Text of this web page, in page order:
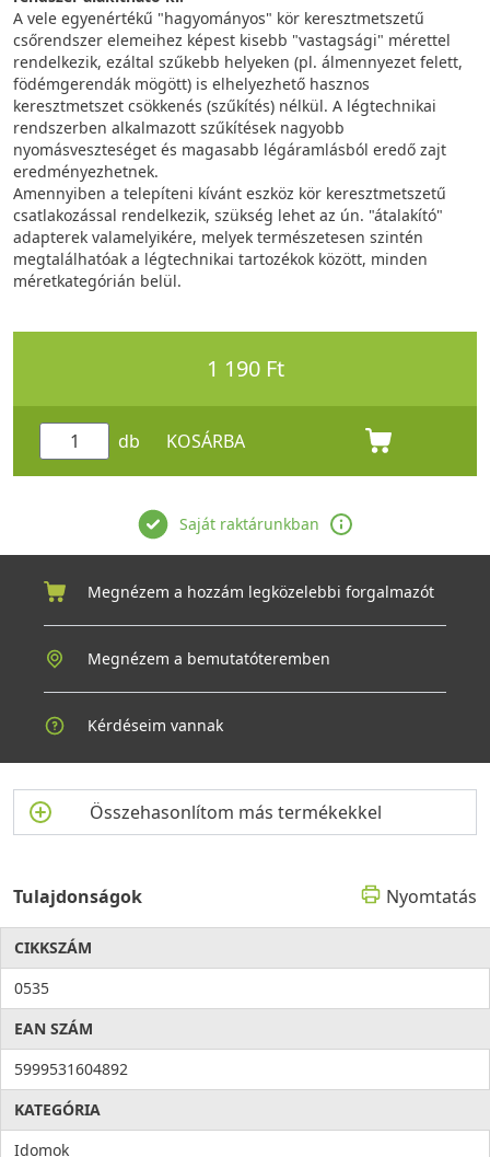
A vele egyenértékű "hagyományos" kör keresztmetszetű
csőrendszer elemeihez képest kisebb "vastagsági" mérettel
rendelkezik, ezáltal szűkebb helyeken (pl. álmennyezet felett,
födémgerendák mögött) is elhelyezhető hasznos
keresztmetszet csökkenés (szűkítés) nélkül. A légtechnikai
rendszerben alkalmazott szűkítések nagyobb
nyomásveszteséget és magasabb légáramlásból eredő zajt
eredményezhetnek.
Amennyiben a telepíteni kívánt eszköz kör keresztmetszetű
csatlakozással rendelkezik, szükség lehet az ún. "átalakító"
adapterek valamelyikére, melyek természetesen szintén
megtalálhatóak a légtechnikai tartozékok között, minden
méretkategórián belül.
1 190 Ft
db KOSÁRBA
Saját raktárunkban
Megnézem a hozzám legközelebbi forgalmazót
Megnézem a bemutatóteremben
Kérdéseim vannak
Összehasonlítom más termékekkel
Tulajdonságok Nyomtatás
CIKKSZÁM
0535
EAN SZÁM
5999531604892
KATEGÓRIA
Idomok